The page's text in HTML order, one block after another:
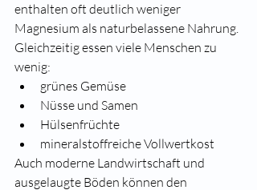
enthalten oft deutlich weniger
Magnesium als naturbelassene Nahrung.
Gleichzeitig essen viele Menschen zu
wenig:
grünes Gemüse
Nüsse und Samen
Hülsenfrüchte
mineralstoffreiche Vollwertkost
Auch moderne Landwirtschaft und
ausgelaugte Böden können den